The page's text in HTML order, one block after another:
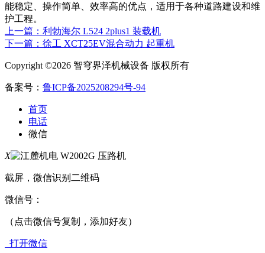
能稳定、操作简单、效率高的优点，适用于各种道路建设和维
护工程。
上一篇：利勃海尔 L524 2plus1 装载机
下一篇：徐工 XCT25EV混合动力 起重机
Copyright ©2026 智穹界泽机械设备 版权所有
备案号： 鲁ICP备2025208294号-94
首页
电话
微信
X
截屏，微信识别二维码
微信号：
（点击微信号复制，添加好友）
打开微信